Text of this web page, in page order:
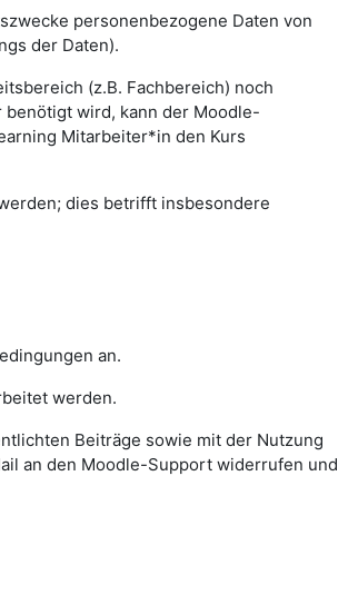
personenbezogene Daten von
der Daten).
(z.B. Fachbereich) noch
wird, kann der Moodle-
Mitarbeiter*in den Kurs
dies betrifft insbesondere
an.
werden.
Beiträge sowie mit der Nutzung
an den Moodle-Support widerrufen und